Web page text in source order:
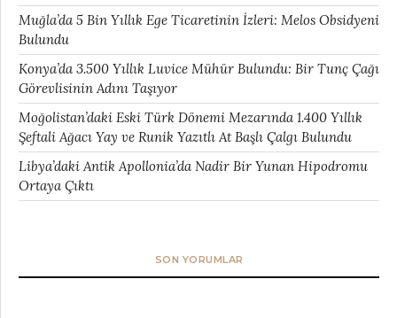
Muğla’da 5 Bin Yıllık Ege Ticaretinin İzleri: Melos Obsidyeni
Bulundu
Konya’da 3.500 Yıllık Luvice Mühür Bulundu: Bir Tunç Çağı
Görevlisinin Adını Taşıyor
Moğolistan’daki Eski Türk Dönemi Mezarında 1.400 Yıllık
Şeftali Ağacı Yay ve Runik Yazıtlı At Başlı Çalgı Bulundu
Libya’daki Antik Apollonia’da Nadir Bir Yunan Hipodromu
Ortaya Çıktı
SON YORUMLAR